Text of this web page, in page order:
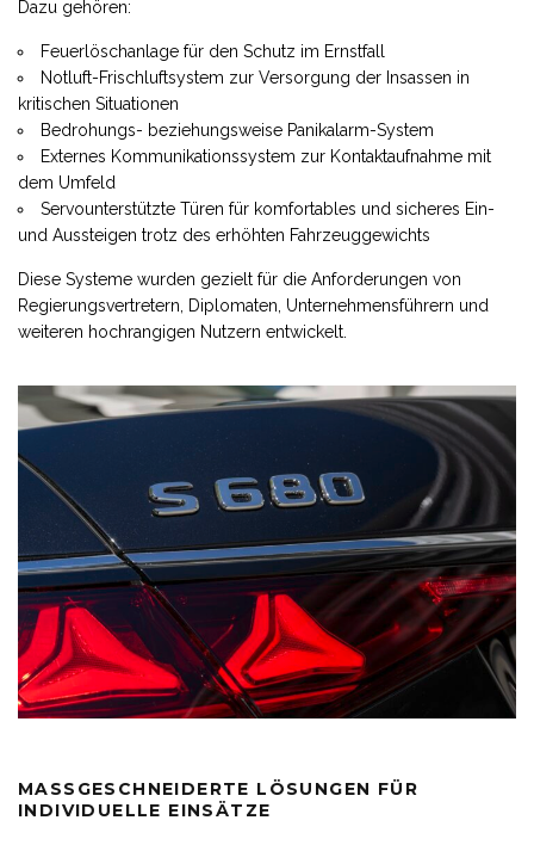
Dazu gehören:
Feuerlöschanlage für den Schutz im Ernstfall
Notluft-Frischluftsystem zur Versorgung der Insassen in
kritischen Situationen
Bedrohungs- beziehungsweise Panikalarm-System
Externes Kommunikationssystem zur Kontaktaufnahme mit
dem Umfeld
Servounterstützte Türen für komfortables und sicheres Ein-
und Aussteigen trotz des erhöhten Fahrzeuggewichts
Diese Systeme wurden gezielt für die Anforderungen von
Regierungsvertretern, Diplomaten, Unternehmensführern und
weiteren hochrangigen Nutzern entwickelt.
MASSGESCHNEIDERTE LÖSUNGEN FÜR I
NDIVIDUELLE EINSÄTZE